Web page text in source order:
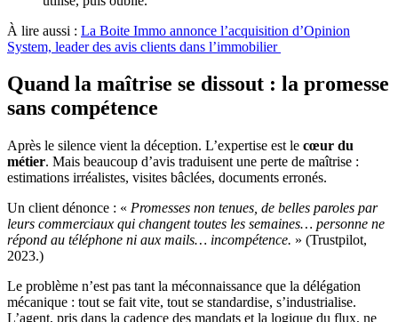
À lire aussi : La Boite Immo annonce l’acquisition d’Opinion
System, leader des avis clients dans l’immobilier
Quand la maîtrise se dissout : la promesse
sans compétence
Après le silence vient la déception. L’expertise est le cœur du
métier. Mais beaucoup d’avis traduisent une perte de maîtrise :
estimations irréalistes, visites bâclées, documents erronés.
Un client dénonce : « Promesses non tenues, de belles paroles par
leurs commerciaux qui changent toutes les semaines… personne ne
répond au téléphone ni aux mails… incompétence. » (Trustpilot,
2023.)
Le problème n’est pas tant la méconnaissance que la délégation
mécanique : tout se fait vite, tout se standardise, s’industrialise.
L’agent, pris dans la cadence des mandats et la logique du flux, ne